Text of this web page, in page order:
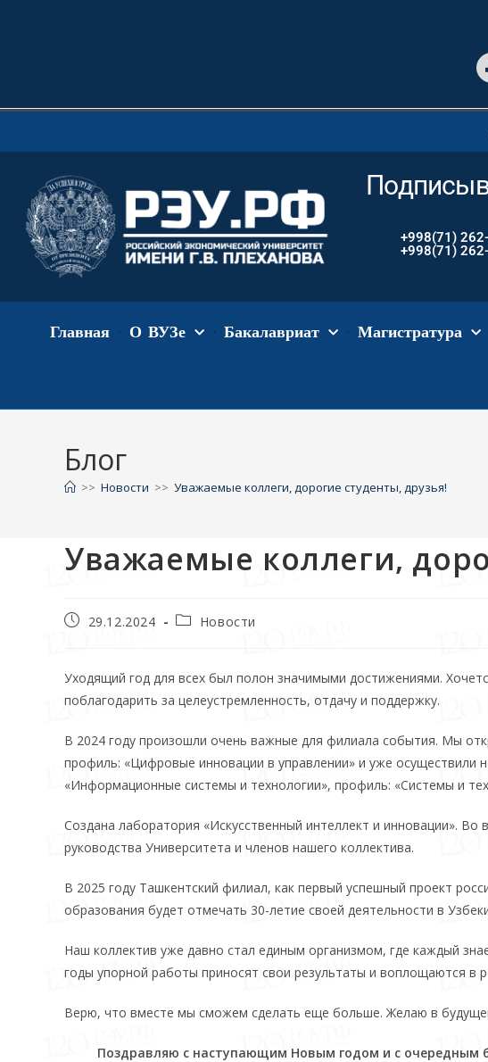
+998(71)
+998(71)
Главная О ВУЗе Бакалавриат Магистратура
Блог
>> Новости >> Уважаемые коллеги, дорогие студенты, друзья!
Уважаемые коллеги,
29.12.2024 Новости
Уходящий год для всех был полон значимыми достижениями.
поблагодарить за целеустремленность, отдачу и поддержку.
В 2024 году произошли очень важные для филиала события. Мы
профиль: «Цифровые инновации в управлении» и уже осуществили
«Информационные системы и технологии», профиль: «Системы и
Создана лаборатория «Искусственный интеллект и инновации».
руководства Университета и членов нашего коллектива.
В 2025 году Ташкентский филиал, как первый успешный проект
образования будет отмечать 30-летие своей деятельности в
Наш коллектив уже давно стал единым организмом, где каждый
годы упорной работы приносят свои результаты и воплощаются в
Верю, что вместе мы сможем сделать еще больше. Желаю в
Поздравляю с наступающим Новым годом и с очередным